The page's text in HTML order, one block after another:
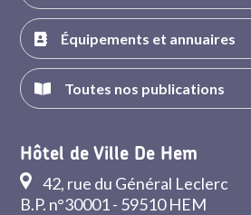
Équipements et annuaires
Toutes nos publications
Hôtel de Ville De Hem
42, rue du Général Leclerc
B.P. n°30001 - 59510 HEM